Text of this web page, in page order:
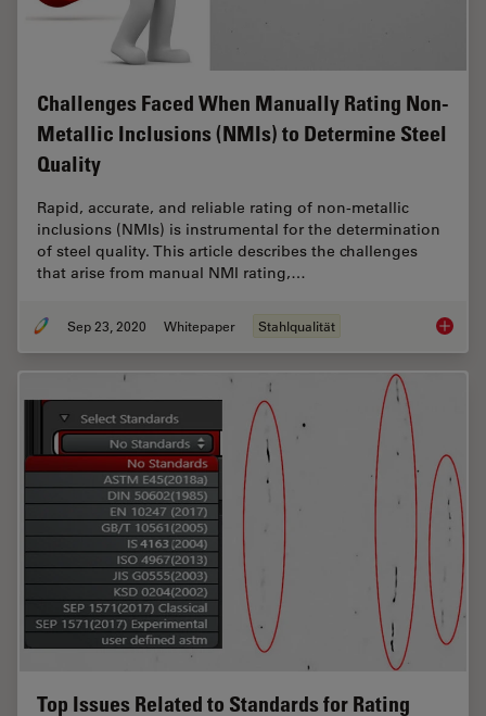
Challenges Faced When Manually Rating Non-
Metallic Inclusions (NMIs) to Determine Steel
Quality
Rapid, accurate, and reliable rating of non-metallic
inclusions (NMIs) is instrumental for the determination
of steel quality. This article describes the challenges
that arise from manual NMI rating,…
Sep 23, 2020 Whitepaper Stahlqualität
Top Issues Related to Standards for Rating